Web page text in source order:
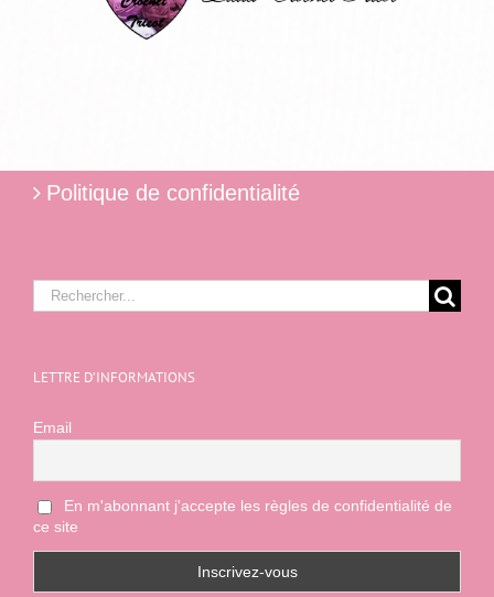
Politique de confidentialité
Rechercher:
LETTRE D’INFORMATIONS
Email
En m'abonnant j'accepte les règles de confidentialité de
ce site